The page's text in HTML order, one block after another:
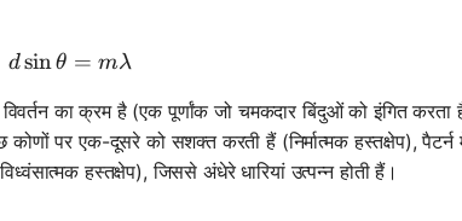
d \sin \theta = m \lambda
dsinθ = mλ
का क्रम है (एक पूर्णांक जो चमकदार बिंदुओं को इंगित
पर एक-दूसरे को सशक्त करती हैं (निर्मात्मक हस्तक्षेप), पैटर्न
हस्तक्षेप), जिससे अंधेरे धारियां उत्पन्न होती हैं।